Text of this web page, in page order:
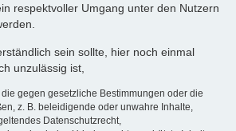
respektvoller Umgang unter den Nutzern
sein sollte, hier noch einmal
unzulässig ist,
gegen gesetzliche Bestimmungen oder die
z. B. beleidigende oder unwahre Inhalte,
Datenschutzrecht,